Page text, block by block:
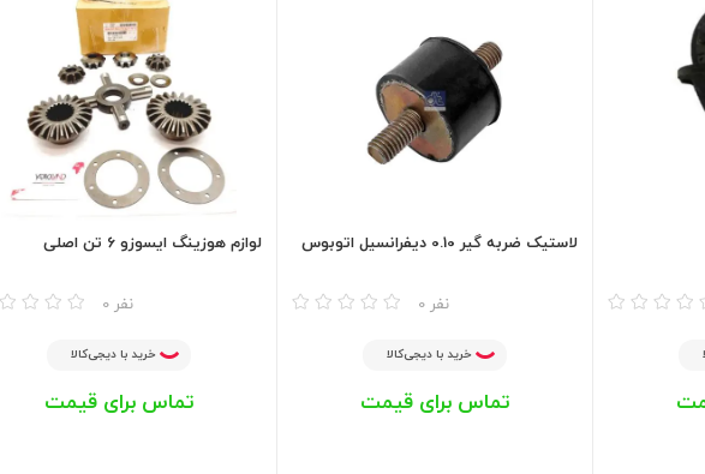
لاستیک ضربه گیر 0.10 دیفرانسیل اتوبوس
0 نفر
خرید با دیجی‌کالا
تماس برای قیمت
لوازم هوزینگ ایسوزو 6 تن اصلی
0 نفر
خرید با دیجی‌کالا
تماس برای قیمت